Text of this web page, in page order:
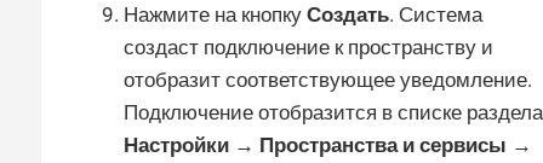
Нажмите на кнопку Создать. Система
создаст подключение к пространству и
отобразит соответствующее уведомление.
Подключение отобразится в списке раздела
Настройки → Пространства и сервисы →